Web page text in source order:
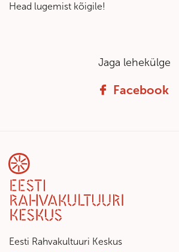
Head lugemist kõigile!
Jaga lehekülge
Facebook
Eesti Rahvakultuuri Keskus